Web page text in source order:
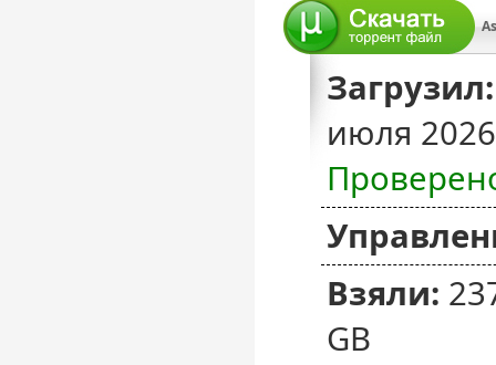
Загрузил:
июля
Взяли:
GB